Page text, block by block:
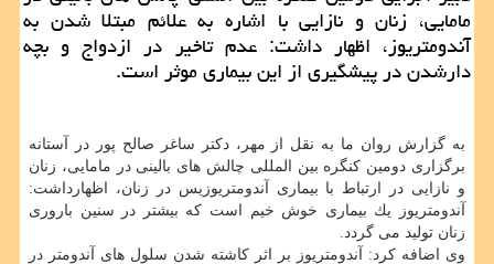
مامایی، زنان و نازایی با اشاره به علائم مبتلا شدن به
آندومتریوز، اظهار داشت: عدم تاخیر در ازدواج و بچه
دارشدن در پیشگیری از این بیماری موثر است.
به گزارش روان ما به نقل از مهر، دكتر ساغر صالح پور در آستانه
برگزاری دومین كنگره بین المللی چالش های بالینی در مامایی، زنان
و نازایی در ارتباط با بیماری آندومتریوزیس در زنان، اظهارداشت:
آندومتریوز یك بیماری خوش خیم است كه بیشتر در سنین باروری
زنان تولید می گردد.
وی اضافه كرد: آندومتریوز بر اثر كاشته شدن سلول های آندومتر در